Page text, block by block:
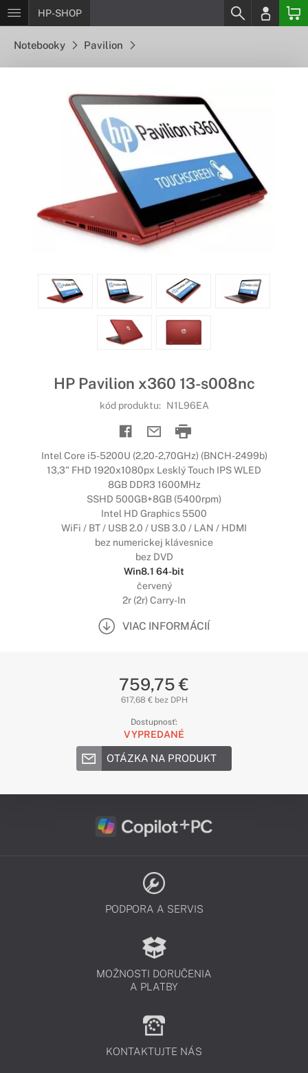
HP-SHOP
Notebooky Pavilion
HP Pavilion x360 13-s008nc
kód produktu: N1L96EA
Intel Core i5-5200U (2,20-2,70GHz) (BNCH-2499b)
13,3" FHD 1920x1080px Lesklý Touch IPS WLED
8GB DDR3 1600MHz
SSHD 500GB+8GB (5400rpm)
Intel HD Graphics 5500
WiFi / BT / USB 2.0 / USB 3.0 / LAN / HDMI
bez numerickej klávesnice
bez DVD
Win8.1 64-bit
červený
2r (2r) Carry-In
VIAC INFORMÁCIÍ
759,75 €
617,68 € bez DPH
Dostupnosť:
VYPREDANÉ
OTÁZKA NA PRODUKT
PODPORA A SERVIS
MOŽNOSTI DORUČENIA
A PLATBY
KONTAKTUJTE NÁS